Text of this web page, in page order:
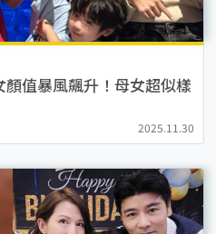
值暴風飆升！母女超似樣
2025.11.30